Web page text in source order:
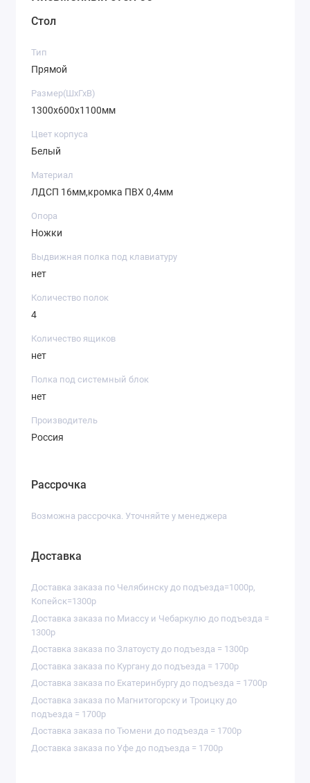
Стол
Тип
Прямой
Размер(ШхГхВ)
1300х600х1100мм
Цвет корпуса
Белый
Материал
ЛДСП 16мм,кромка ПВХ 0,4мм
Опора
Ножки
Выдвижная полка под клавиатуру
нет
Количество полок
4
Количество ящиков
нет
Полка под системный блок
нет
Производитель
Россия
Рассрочка
Возможна рассрочка. Уточняйте у менеджера
Доставка
Доставка заказа по Челябинску до подъезда=1000р,
Копейск=1300р
Доставка заказа по Миассу и Чебаркулю до подъезда =
1300р
Доставка заказа по Златоусту до подъезда = 1300р
Доставка заказа по Кургану до подъезда = 1700р
Доставка заказа по Екатеринбургу до подъезда = 1700р
Доставка заказа по Магнитогорску и Троицку до
подъезда = 1700р
Доставка заказа по Тюмени до подъезда = 1700р
Доставка заказа по Уфе до подъезда = 1700р